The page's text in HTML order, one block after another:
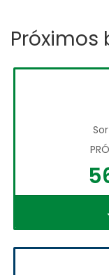
Próximos